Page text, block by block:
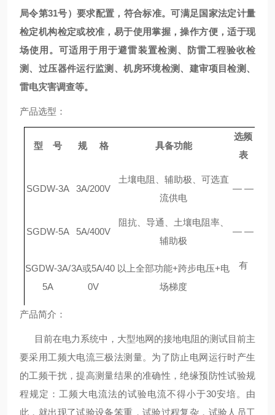
局令第31号）要求配置，符合标准。可满足国家法定计量
检定机构检定或校准，易于使用掌握，操作方便，适于现
场使用。可适用于用于避雷装置检测、防雷工程验收检
测、过压器件运行监测、机房环境检测、建审项目检测、
雷电灾害调查等。
产品选型：
型 号 规 格 具备功能
选频
表
SGDW-3A 3A/200V
土壤电阻、辅助极、可选直
流供电
— —
SGDW-5A 5A/400V
阻抗、导通、土壤电阻率、
辅助极
— —
SGDW-3A/
5A
3A或5A/40
0V
以上全部功能+跨步电压+电
场梯度
有
产品简介：
目前在电力系统中，大型地网的接地电阻的测试目前主
要采用工频大电流三极法测量。为了防止电网运行时产生
的工频干扰，提高测量结果的准确性，绝缘预防性试验规
程规定：工频大电流法的试验电流不得小于30安培。由
此，就出现了试验设备笨重，试验过程复杂，试验人员工